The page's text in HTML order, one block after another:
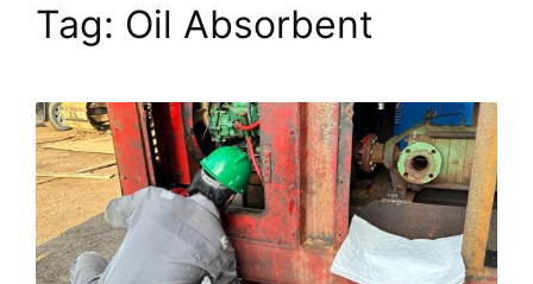
Tag: Oil Absorbent